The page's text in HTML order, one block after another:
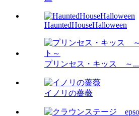
HauntedHouseHalloween
プリンセス・キッス ～...
イノリの薔薇